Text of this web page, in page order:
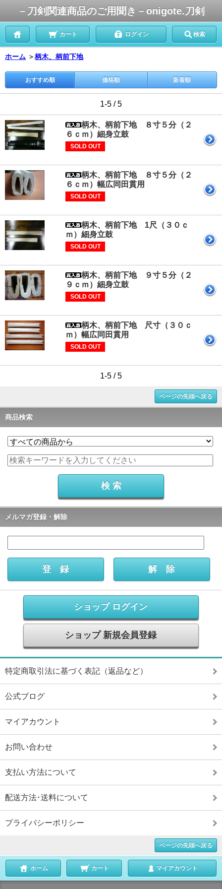
－刀剣関連商品のご用聞き－onigote.刀剣
カート ログイン 検索
ホーム ＞柄木、柄前下地
おすすめ順 価格順 新着順
1-5 / 5
柄木、柄前下地 ８寸５分（２
６ｃｍ）細身立鼓
SOLD OUT
柄木、柄前下地 ８寸５分（２
６ｃｍ）幅広同田貫用
SOLD OUT
柄木、柄前下地 1尺（３０ｃ
ｍ）細身立鼓
SOLD OUT
柄木、柄前下地 ９寸５分（２
９ｃｍ）細身立鼓
SOLD OUT
柄木、柄前下地 尺寸（３０ｃ
ｍ）幅広同田貫用
SOLD OUT
1-5 / 5
ページの先頭へ戻る
商品検索
メルマガ登録・解除
ショップ ログイン
ショップ 新規会員登録
特定商取引法に基づく表記（返品など）
公式ブログ
マイアカウント
お問い合わせ
支払い方法について
配送方法･送料について
プライバシーポリシー
ページの先頭へ戻る
ホーム カート マイアカウント